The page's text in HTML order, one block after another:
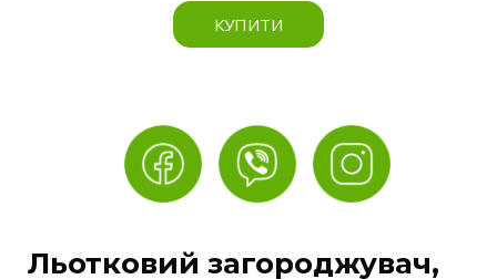
КУПИТИ
Льотковий загороджувач,